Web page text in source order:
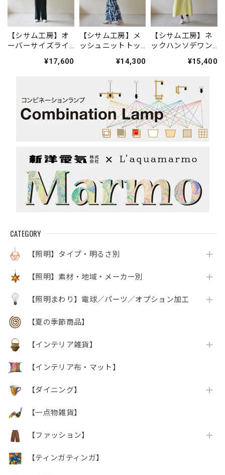
CATEGORY
【照明】タイプ・明るさ別
【照明】素材・地域・メーカー別
【照明まわり】電球／パーツ／オプション加工
【夏の季節商品】
【インテリア雑貨】
【インテリア布・マット】
【ダイニング】
【一点物雑貨】
【ファッション】
【ティンガティンガ】
【シサム工房】オ
ーバーサイズライ
クグリーン)¥17,600
【シサム工房】メ
ッシュニットトッ
¥14,300
【シサム工房】ネ
ックハンソデワン
¥15,400